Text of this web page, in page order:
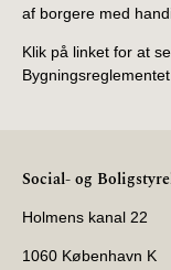
BR15 (2015-
af borgere med
Klik på linket for at
Social- og
Holmens kanal 22
1060 København K